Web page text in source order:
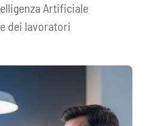
Artificiale
dei lavoratori